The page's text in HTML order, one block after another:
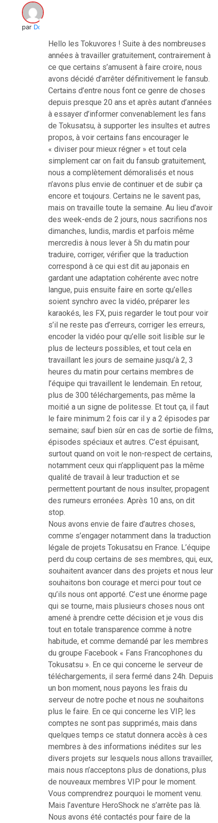
par Doc Sakura
Hello les Tokuvores ! Suite à des nombreuses
années à travailler gratuitement, contrairement à
ce que certains s’amusent à faire croire, nous
avons décidé d’arrêter définitivement le fansub.
Certains d’entre nous font ce genre de choses
depuis presque 20 ans et après autant d’années
à essayer d’informer convenablement les fans
de Tokusatsu, à supporter les insultes et autres
propos, à voir certains fans encourager le
« diviser pour mieux régner » et tout cela
simplement car on fait du fansub gratuitement,
nous a complètement démoralisés et nous
n’avons plus envie de continuer et de subir ça
encore et toujours. Certains ne le savent pas,
mais on travaille toute la semaine. Au lieu d’avoir
des week-ends de 2 jours, nous sacrifions nos
dimanches, lundis, mardis et parfois même
mercredis à nous lever à 5h du matin pour
traduire, corriger, vérifier que la traduction
correspond à ce qui est dit au japonais en
gardant une adaptation cohérente avec notre
langue, puis ensuite faire en sorte qu’elles
soient synchro avec la vidéo, préparer les
karaokés, les FX, puis regarder le tout pour voir
s’il ne reste pas d’erreurs, corriger les erreurs,
encoder la vidéo pour qu’elle soit lisible sur le
plus de lecteurs possibles, et tout cela en
travaillant les jours de semaine jusqu’à 2, 3
heures du matin pour certains membres de
l’équipe qui travaillent le lendemain. En retour,
plus de 300 téléchargements, pas même la
moitié a un signe de politesse. Et tout ça, il faut
le faire minimum 2 fois car il y a 2 épisodes par
semaine; sauf bien sûr en cas de sortie de films,
épisodes spéciaux et autres. C’est épuisant,
surtout quand on voit le non-respect de certains,
notamment ceux qui n’appliquent pas la même
qualité de travail à leur traduction et se
permettent pourtant de nous insulter, propagent
des rumeurs erronées. Après 10 ans, on dit
stop.
Nous avons envie de faire d’autres choses,
comme s’engager notamment dans la traduction
légale de projets Tokusatsu en France. L’équipe
perd du coup certains de ses membres, qui, eux,
souhaitent avancer dans des projets et nous leur
souhaitons bon courage et merci pour tout ce
qu’ils nous ont apporté. C’est une énorme page
qui se tourne, mais plusieurs choses nous ont
amené à prendre cette décision et je vous dis
tout en totale transparence comme à notre
habitude, et comme demandé par les membres
du groupe Facebook « Fans Francophones du
Tokusatsu ». En ce qui concerne le serveur de
téléchargements, il sera fermé dans 24h. Depuis
un bon moment, nous payons les frais du
serveur de notre poche et nous ne souhaitons
plus le faire. En ce qui concerne les VIP, les
comptes ne sont pas supprimés, mais dans
quelques temps ce statut donnera accès à ces
membres à des informations inédites sur les
divers projets sur lesquels nous allons travailler,
mais nous n’acceptons plus de donations, plus
de nouveaux membres VIP pour le moment.
Vous comprendrez pourquoi le moment venu.
Mais l’aventure HeroShock ne s’arrête pas là.
Nous avons été contactés pour faire de la